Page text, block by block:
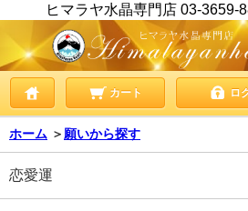
ヒマラヤ水晶専門店 03-3659-
カート ロ
ホーム ＞ 願いから探す
恋愛運